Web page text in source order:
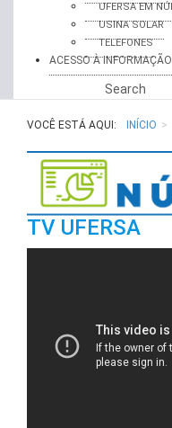
UFERSA EM
USINA SOLAR
TELEFONES
ACESSO À INFORMAÇÃO
Search
VOCÊ ESTÁ AQUI: INÍCIO
TV UFERSA